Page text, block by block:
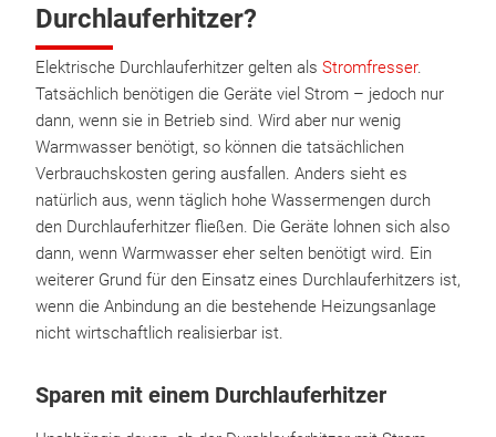
Durchlauferhitzer?
Elektrische Durchlauferhitzer gelten als Stromfresser.
Tatsächlich benötigen die Geräte viel Strom – jedoch nur
dann, wenn sie in Betrieb sind. Wird aber nur wenig
Warmwasser benötigt, so können die tatsächlichen
Verbrauchskosten gering ausfallen. Anders sieht es
natürlich aus, wenn täglich hohe Wassermengen durch
den Durchlauferhitzer fließen. Die Geräte lohnen sich also
dann, wenn Warmwasser eher selten benötigt wird. Ein
weiterer Grund für den Einsatz eines Durchlauferhitzers ist,
wenn die Anbindung an die bestehende Heizungsanlage
nicht wirtschaftlich realisierbar ist.
Sparen mit einem Durchlauferhitzer